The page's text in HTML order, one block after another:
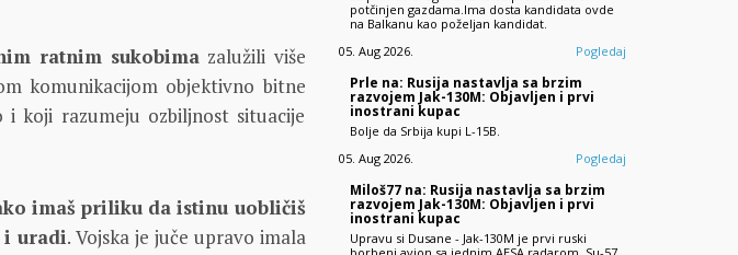
ratnim sukobima zalužili više
komunikacijom objektivno bitne
koji razumeju ozbiljnost situacije
imaš priliku da istinu uobličiš
i uradi. Vojska je juče upravo imala
potčinjen gazdama.Ima dosta kandidata ovde
na Balkanu kao poželjan kandidat.
05. Aug 2026.
Pogledaj
Prle na: Rusija nastavlja sa brzim
razvojem Jak-130M: Objavljen i prvi
inostrani kupac
Bolje da Srbija kupi L-15B.
05. Aug 2026.
Pogledaj
Miloš77 na: Rusija nastavlja sa brzim
razvojem Jak-130M: Objavljen i prvi
inostrani kupac
Upravu si Dusane - Jak-130M je prvi ruski
borbeni avion sa jednim AESA radarom. Su-57